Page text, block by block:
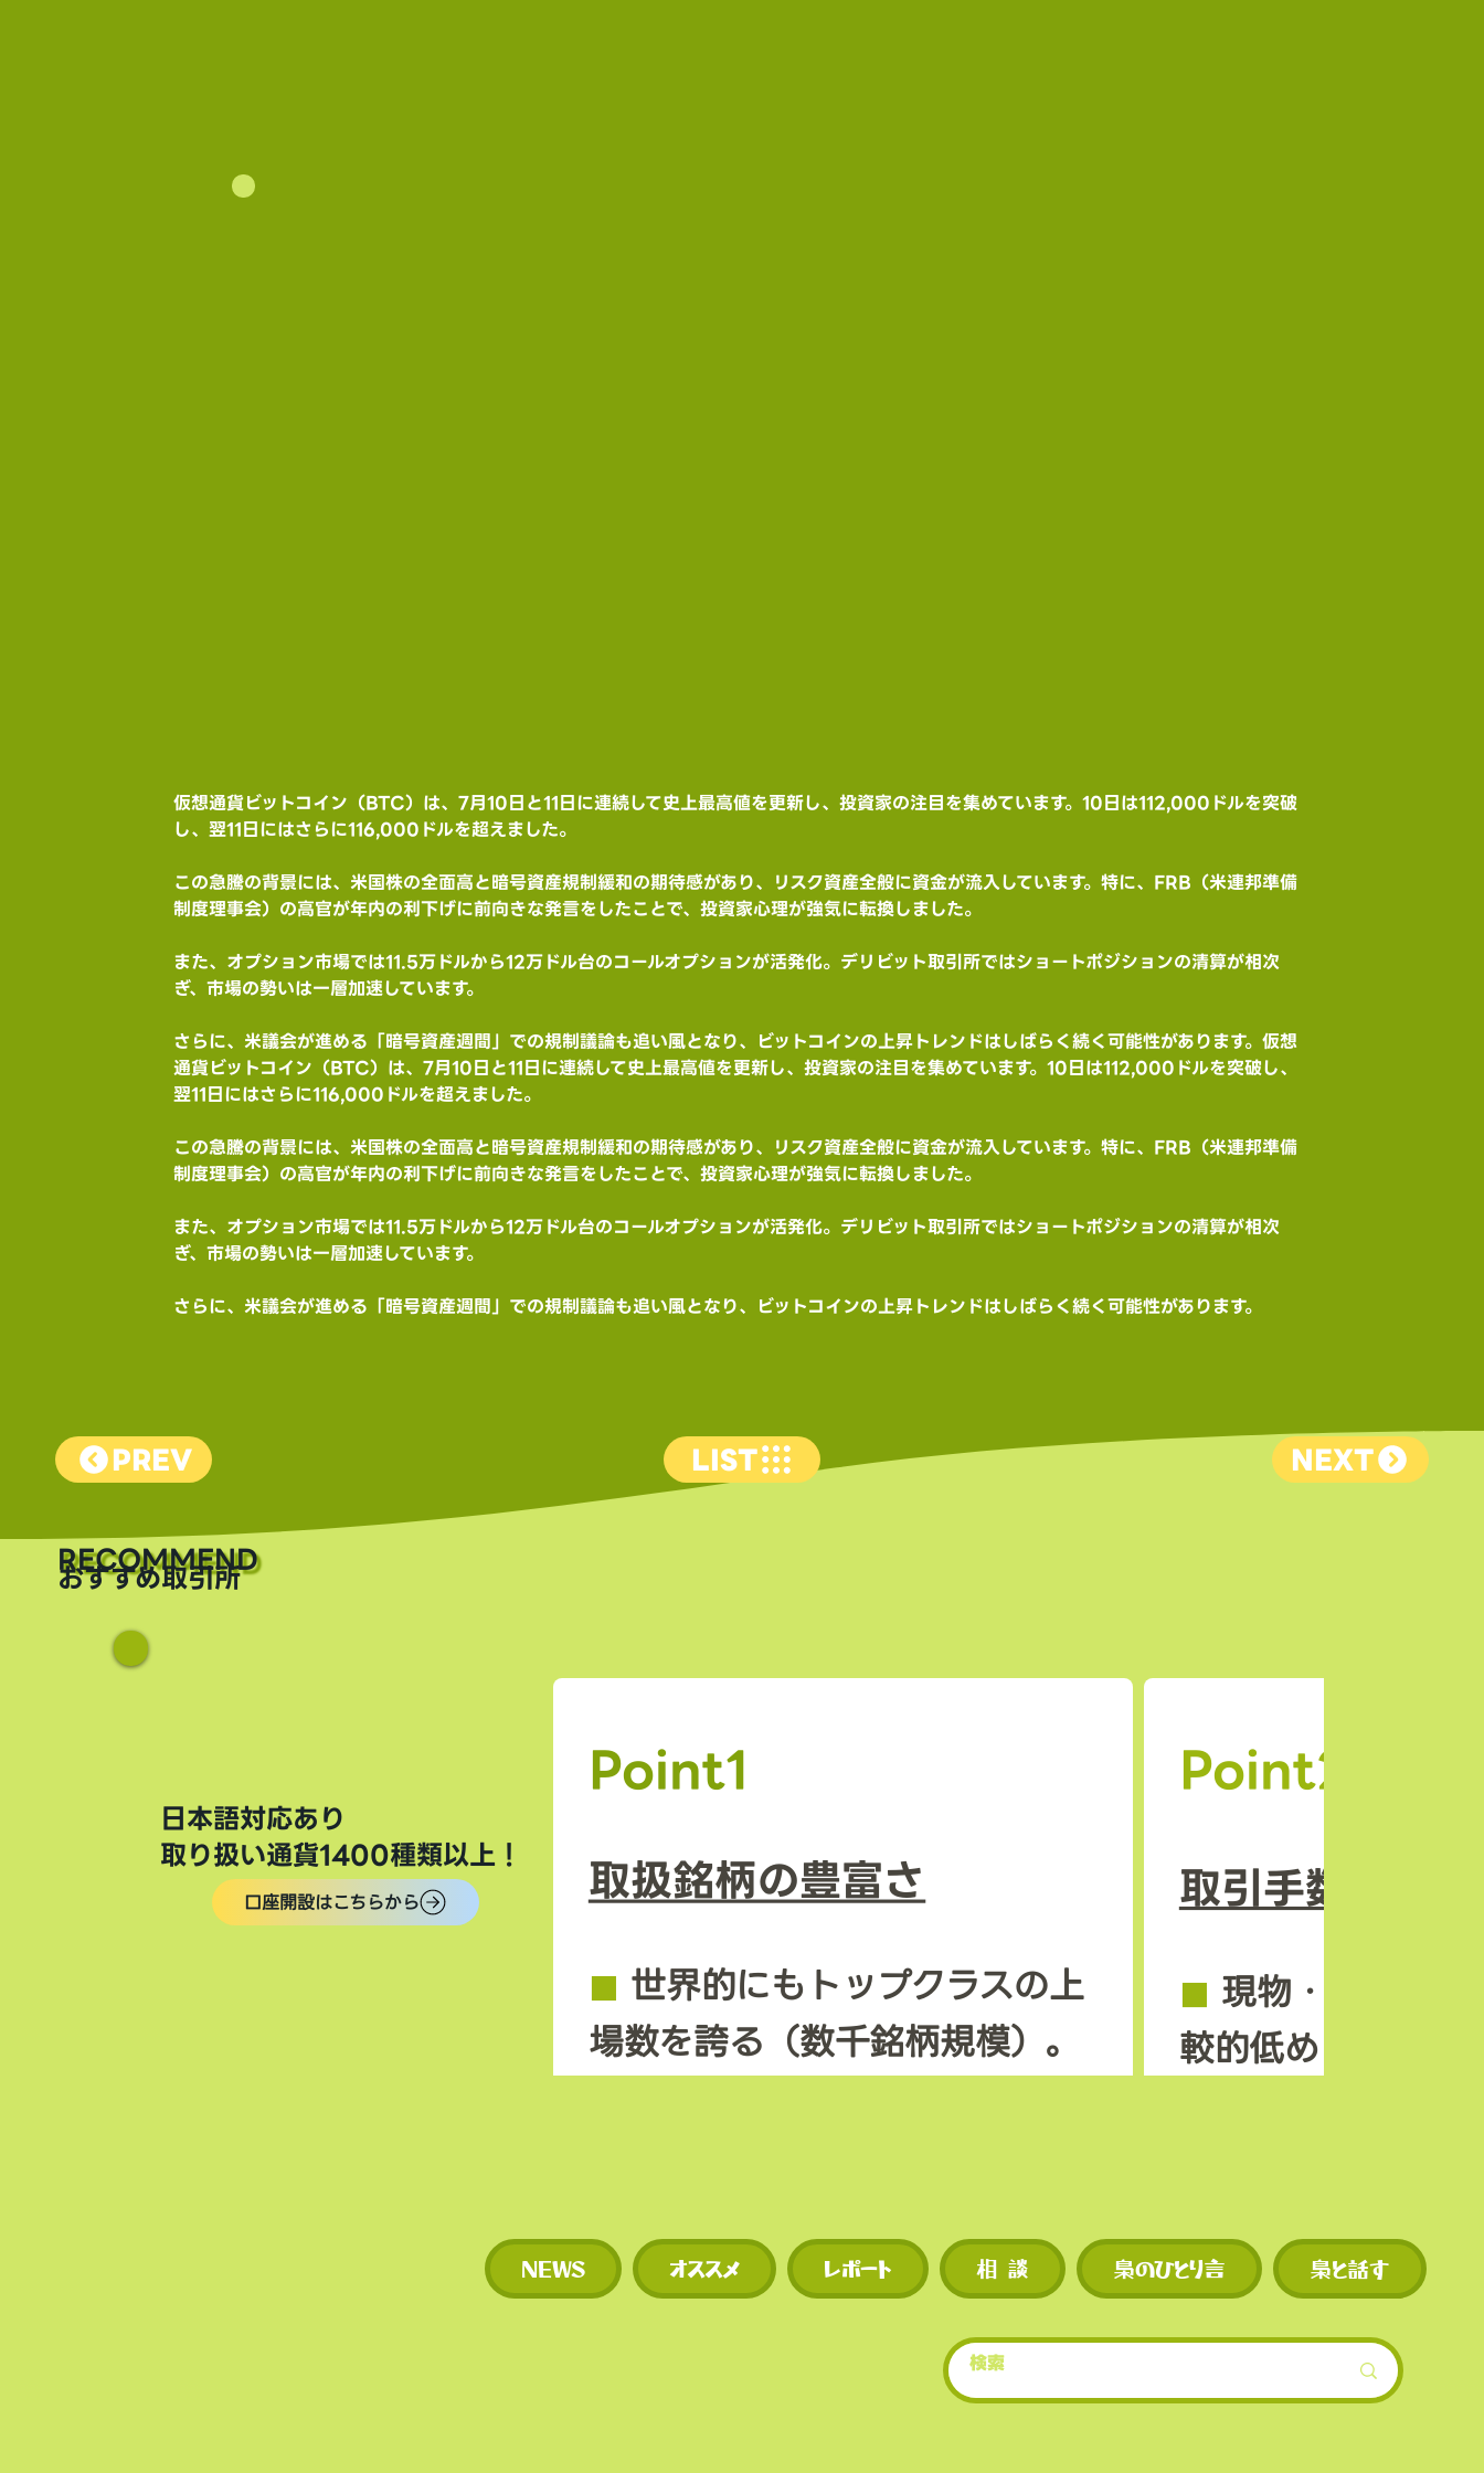
仮想通貨ビットコイン（BTC）は、7月10日と11日に連続して史上最高値を更新し、投資家の注目を集めています。10日は112,000ドルを突破
し、翌11日にはさらに116,000ドルを超えました。
この急騰の背景には、米国株の全面高と暗号資産規制緩和の期待感があり、リスク資産全般に資金が流入しています。特に、FRB（米連邦準備
制度理事会）の高官が年内の利下げに前向きな発言をしたことで、投資家心理が強気に転換しました。
また、オプション市場では11.5万ドルから12万ドル台のコールオプションが活発化。デリビット取引所ではショートポジションの清算が相次
ぎ、市場の勢いは一層加速しています。
さらに、米議会が進める「暗号資産週間」での規制議論も追い風となり、ビットコインの上昇トレンドはしばらく続く可能性があります。仮想
通貨ビットコイン（BTC）は、7月10日と11日に連続して史上最高値を更新し、投資家の注目を集めています。10日は112,000ドルを突破し、
翌11日にはさらに116,000ドルを超えました。
この急騰の背景には、米国株の全面高と暗号資産規制緩和の期待感があり、リスク資産全般に資金が流入しています。特に、FRB（米連邦準備
制度理事会）の高官が年内の利下げに前向きな発言をしたことで、投資家心理が強気に転換しました。
また、オプション市場では11.5万ドルから12万ドル台のコールオプションが活発化。デリビット取引所ではショートポジションの清算が相次
ぎ、市場の勢いは一層加速しています。
さらに、米議会が進める「暗号資産週間」での規制議論も追い風となり、ビットコインの上昇トレンドはしばらく続く可能性があります。
PREV LIST NEXT
​RECOMMEND
おすすめ取引所
日本語対応あり
取り扱い通貨1400種類以上！
口座開設はこちらから
Point1
取扱銘柄の豊富さ
◼︎ 世界的にもトップクラスの上
場数を誇る（数千銘柄規模）。
多い。
​• 世界的にもトップクラスの上
場数を誇る（数千銘柄規模）。
• 新規トークンや草コインも早
Point2
取引手数料の
◼︎ 現物・先物とも
較的低めに設定さ
現物・先物ともに
的低めに設定され
NEWS オススメ レポート 相 談 梟のひとり言 梟と話す